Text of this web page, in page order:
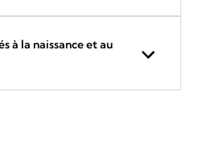
à la naissance et au